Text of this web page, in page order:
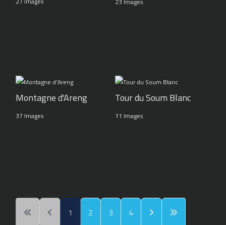
Montagne d'Areng
37 Images
Tour du Soum Blanc
11 Images
1 2 3 4